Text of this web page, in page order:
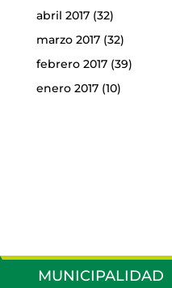
abril 2017(32)
marzo 2017(32)
febrero 2017(39)
enero 2017(10)
MUNICIPALIDAD